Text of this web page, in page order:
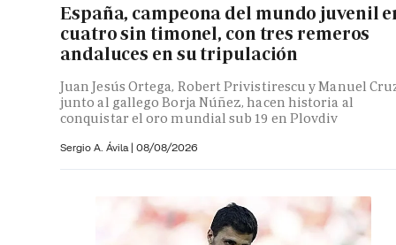
España, campeona del mundo juvenil
cuatro sin timonel, con tres remeros
andaluces en su tripulación
Juan Jesús Ortega, Robert Privistirescu y Manuel
junto al gallego Borja Núñez, hacen historia al
conquistar el oro mundial sub 19 en Plovdiv
Sergio A. Ávila | 08/08/2026